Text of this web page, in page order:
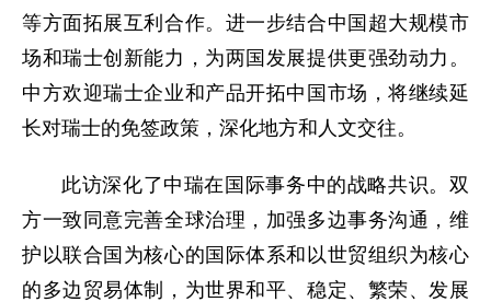
等方面拓展互利合作。进一步结合中国超大规模市
场和瑞士创新能力，为两国发展提供更强劲动力。
中方欢迎瑞士企业和产品开拓中国市场，将继续延
长对瑞士的免签政策，深化地方和人文交往。
此访深化了中瑞在国际事务中的战略共识。双
方一致同意完善全球治理，加强多边事务沟通，维
护以联合国为核心的国际体系和以世贸组织为核心
的多边贸易体制，为世界和平、稳定、繁荣、发展